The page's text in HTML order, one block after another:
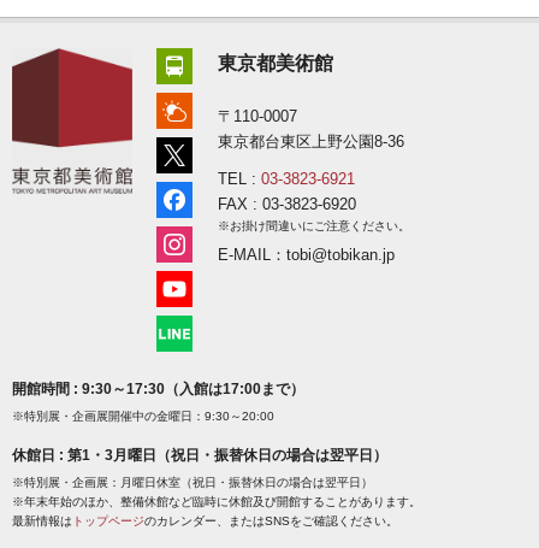
東京都美術館
〒110-0007
東京都台東区上野公園8-36
TEL : 03-3823-6921
FAX : 03-3823-6920
※お掛け間違いにご注意ください。
E-MAIL：tobi@tobikan.jp
開館時間 : 9:30～17:30（入館は17:00まで）
※特別展・企画展開催中の金曜日：9:30～20:00
休館日 : 第1・3月曜日（祝日・振替休日の場合は翌平日）
※特別展・企画展：月曜日休室（祝日・振替休日の場合は翌平日）
※年末年始のほか、整備休館など臨時に休館及び開館することがあります。
最新情報は トップページのカレンダー、またはSNSをご確認ください。